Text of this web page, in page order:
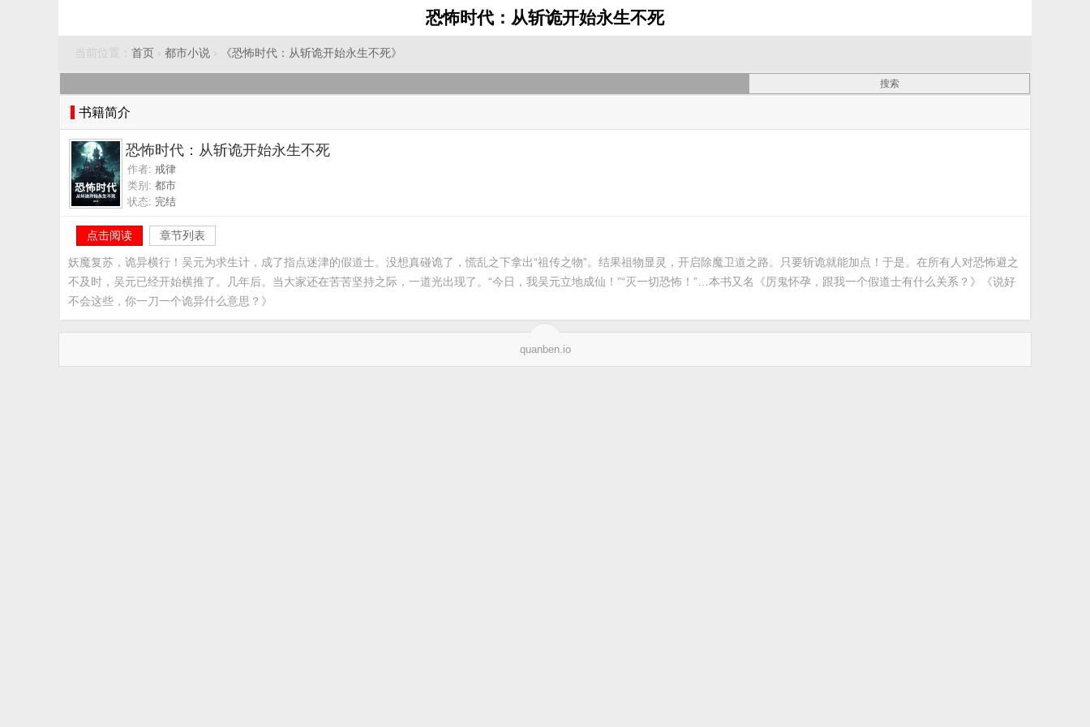
恐怖时代：从斩诡开始永生不死
当前位置： 首页 › 都市小说 › 《恐怖时代：从斩诡开始永生不死》
书籍简介
恐怖时代：从斩诡开始永生不死
作者: 戒律
类别: 都市
状态: 完结
点击阅读 章节列表
妖魔复苏，诡异横行！吴元为求生计，成了指点迷津的假道士。没想真碰诡了，慌乱之下拿出“祖传之物”。结果祖物显灵，开启除魔卫道之路。只要斩诡就能加点！于是。在所有人对恐怖避之
不及时，吴元已经开始横推了。几年后。当大家还在苦苦坚持之际，一道光出现了。“今日，我吴元立地成仙！”“灭一切恐怖！”…本书又名《厉鬼怀孕，跟我一个假道士有什么关系？》《说好
不会这些，你一刀一个诡异什么意思？》
quanben.io